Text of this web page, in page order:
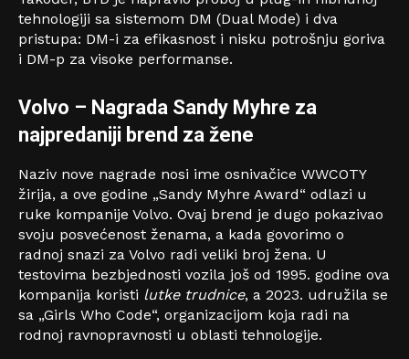
tehnologiji sa sistemom DM (Dual Mode) i dva
pristupa: DM-i za efikasnost i nisku potrošnju goriva
i DM-p za visoke performanse.
Volvo – Nagrada Sandy Myhre za
najpredaniji brend za žene
Naziv nove nagrade nosi ime osnivačice WWCOTY
žirija, a ove godine „Sandy Myhre Award“ odlazi u
ruke kompanije Volvo. Ovaj brend je dugo pokazivao
svoju posvećenost ženama, a kada govorimo o
radnoj snazi za Volvo radi veliki broj žena. U
testovima bezbjednosti vozila još od 1995. godine ova
kompanija koristi lutke trudnice, a 2023. udružila se
sa „Girls Who Code“, organizacijom koja radi na
rodnoj ravnopravnosti u oblasti tehnologije.